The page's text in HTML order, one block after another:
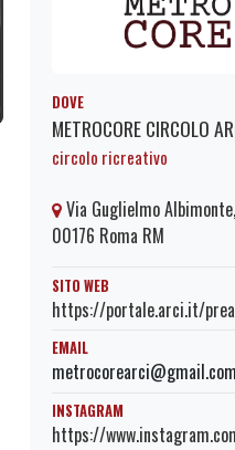
DOVE
METROCORE CIRCOLO
circolo ricreativo
Via Guglielmo
00176 Roma RM
SITO WEB
https://portale.arci.it/
EMAIL
metrocorearci@gmail.com
INSTAGRAM
https://